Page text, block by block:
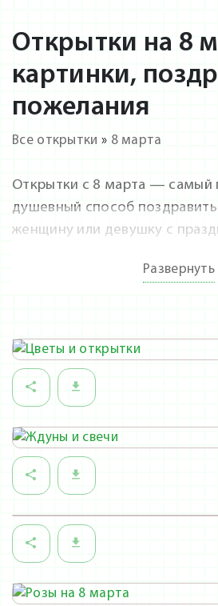
Открытки на 8
картинки,
пожелания
Все открытки » 8 марта
Открытки с 8 марта — самый
душевный способ
женщину или девушку с
картинки с нежными
поздравления близких,
красивые картинки
легко скачать или
любимые мессенджеры и
Порадуйте дорогих людей
запоминающимся
особенный день!
Развернуть